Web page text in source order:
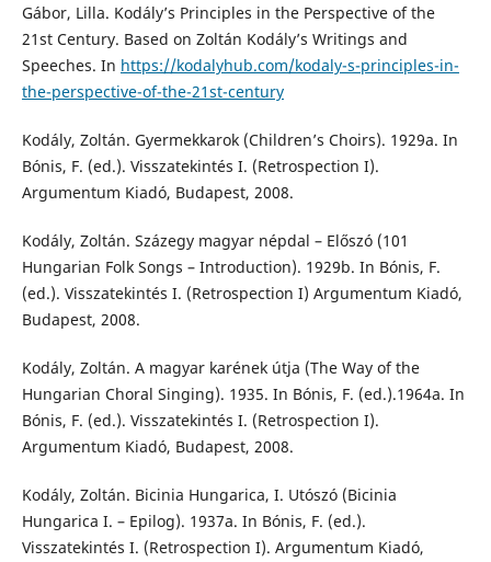
Gábor, Lilla. Kodály’s Principles in the Perspective of the
21st Century. Based on Zoltán Kodály’s Writings and
Speeches. In https://kodalyhub.com/kodaly-s-principles-in-
the-perspective-of-the-21st-century
Kodály, Zoltán. Gyermekkarok (Children’s Choirs). 1929a. In
Bónis, F. (ed.). Visszatekintés I. (Retrospection I).
Argumentum Kiadó, Budapest, 2008.
Kodály, Zoltán. Százegy magyar népdal – Előszó (101
Hungarian Folk Songs – Introduction). 1929b. In Bónis, F.
(ed.). Visszatekintés I. (Retrospection I) Argumentum Kiadó,
Budapest, 2008.
Kodály, Zoltán. A magyar karének útja (The Way of the
Hungarian Choral Singing). 1935. In Bónis, F. (ed.).1964a. In
Bónis, F. (ed.). Visszatekintés I. (Retrospection I).
Argumentum Kiadó, Budapest, 2008.
Kodály, Zoltán. Bicinia Hungarica, I. Utószó (Bicinia
Hungarica I. – Epilog). 1937a. In Bónis, F. (ed.).
Visszatekintés I. (Retrospection I). Argumentum Kiadó,